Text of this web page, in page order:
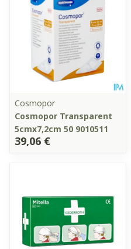
Cosmopor
Cosmopor Transparent
5cmx7,2cm 50 9010511
39,06 €